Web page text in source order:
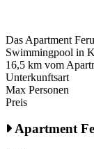
Das Apartment
Swimmingpool in
16,5 km vom
Unterkunftsart
Max Personen
Preis
Apartment